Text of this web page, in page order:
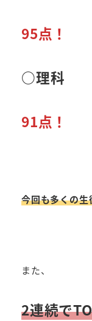
95点！
○理科
91点！
今回も多くの
また、
2連続で